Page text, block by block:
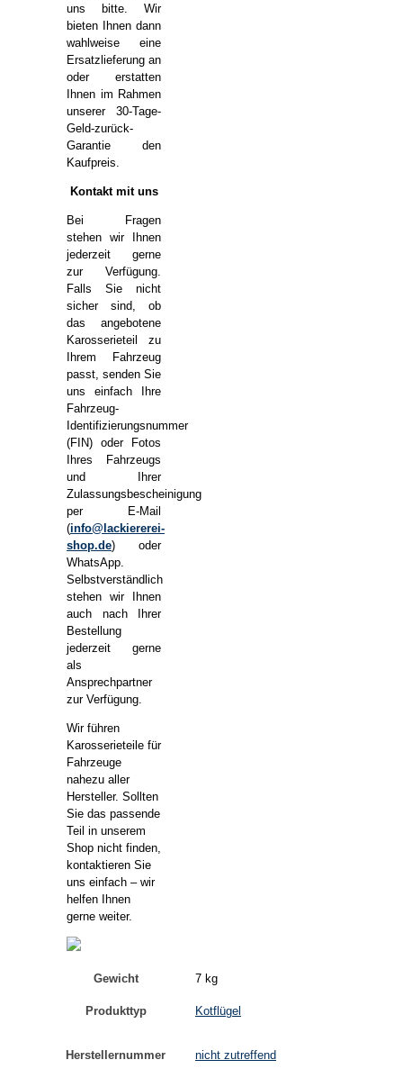
uns bitte. Wir
bieten Ihnen dann
wahlweise eine
Ersatzlieferung an
oder erstatten
Ihnen im Rahmen
unserer 30-Tage-
Geld-zurück-
Garantie den
Kaufpreis.
Kontakt mit uns
Bei Fragen
stehen wir Ihnen
jederzeit gerne
zur Verfügung.
Falls Sie nicht
sicher sind, ob
das angebotene
Karosserieteil zu
Ihrem Fahrzeug
passt, senden Sie
uns einfach Ihre
Fahrzeug-
Identifizierungsnummer
(FIN) oder Fotos
Ihres Fahrzeugs
und Ihrer
Zulassungsbescheinigung
per E-Mail
(info@lackiererei-
shop.de) oder
WhatsApp.
Selbstverständlich
stehen wir Ihnen
auch nach Ihrer
Bestellung
jederzeit gerne
als
Ansprechpartner
zur Verfügung.
Wir führen
Karosserieteile für
Fahrzeuge
nahezu aller
Hersteller. Sollten
Sie das passende
Teil in unserem
Shop nicht finden,
kontaktieren Sie
uns einfach – wir
helfen Ihnen
gerne weiter.
Gewicht 7 kg
Produkttyp Kotflügel
Herstellernummer nicht zutreffend